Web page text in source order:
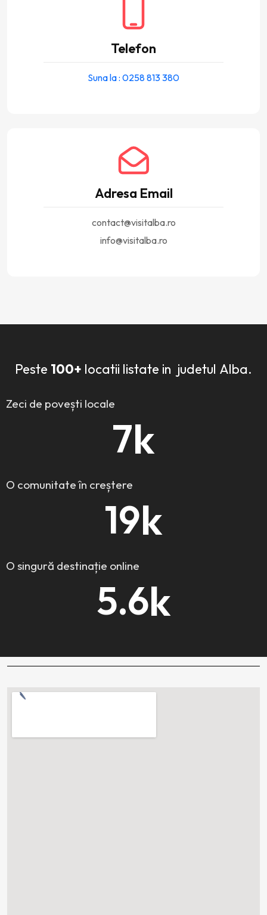
Telefon
Suna la : 0258 813 380
Adresa Email
contact@visitalba.ro
info@visitalba.ro
Peste 100+ locatii listate in judetul Alba.
Zeci de povești locale
7k
O comunitate în creștere
19k
O singură destinație online
5.6k